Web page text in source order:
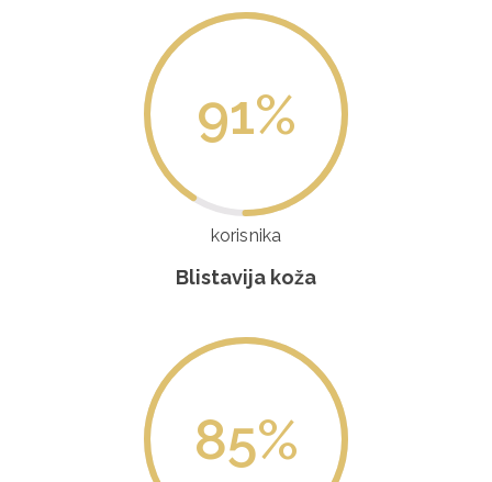
91%
korisnika
Blistavija koža
85%